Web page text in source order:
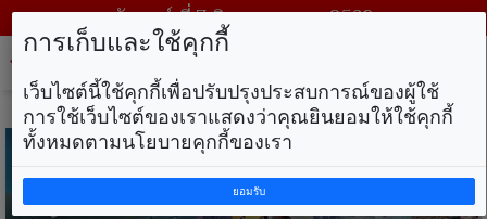
วันศุกร์ ที่ 7 สิงหาคม พ.ศ. 2569
การเก็บและใช้คุกกี้
เว็บไซต์นี้ใช้คุกกี้เพื่อปรับปรุงประสบการณ์ของผู้ใช้
การใช้เว็บไซต์ของเราแสดงว่าคุณยินยอมให้ใช้คุกกี้
ทั้งหมดตามนโยบายคุกกี้ของเรา
ยอมรับ